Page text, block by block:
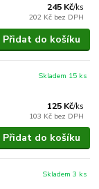
245 Kč/ks
202 Kč bez DPH
Přidat do košíku
125 Kč/ks
103 Kč bez DPH
Skladem 15 ks
Přidat do košíku
Skladem 3 ks